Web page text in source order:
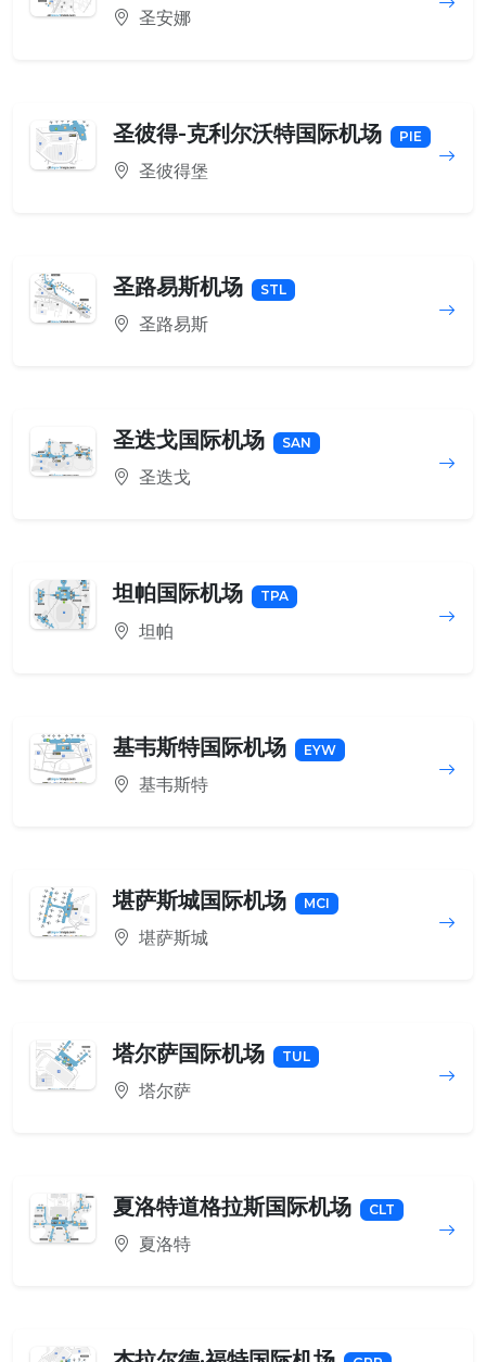
圣安娜
圣彼得-克利尔沃特国际机场 PIE
圣彼得堡
圣路易斯机场 STL
圣路易斯
圣迭戈国际机场 SAN
圣迭戈
坦帕国际机场 TPA
坦帕
基韦斯特国际机场 EYW
基韦斯特
堪萨斯城国际机场 MCI
堪萨斯城
塔尔萨国际机场 TUL
塔尔萨
夏洛特道格拉斯国际机场 CLT
夏洛特